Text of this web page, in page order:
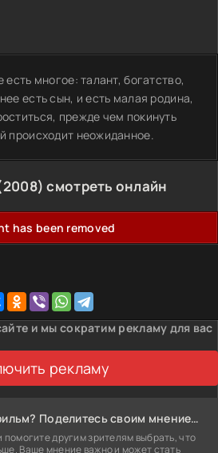
многое: талант, богатство,
есть сын, и есть малая родина,
прежде чем покинуть
происходит неожиданное.
смотреть онлайн
has been removed
и мы сократим рекламу для вас
рекламу
Понравился фильм? Поделитесь своим мнением!
помогите другим зрителям выбрать, что
Ваше мнение важно и может стать